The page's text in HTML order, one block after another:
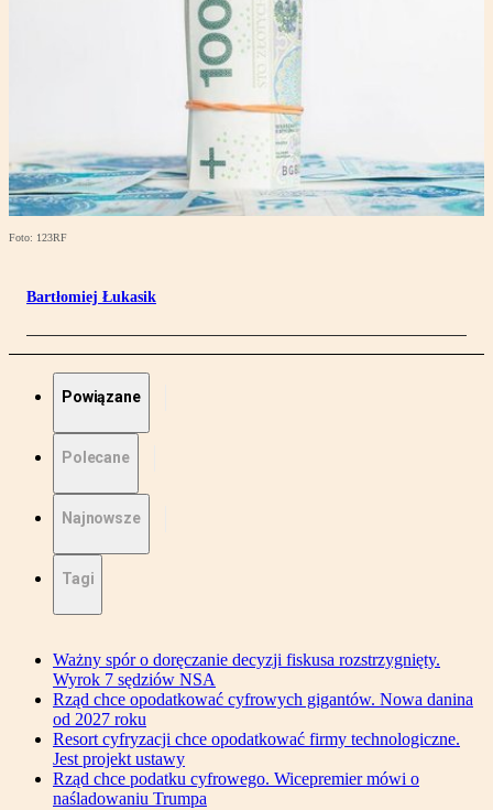
Foto: 123RF
Bartłomiej Łukasik
Powiązane
Polecane
Najnowsze
Tagi
Ważny spór o doręczanie decyzji fiskusa rozstrzygnięty.
Wyrok 7 sędziów NSA
Rząd chce opodatkować cyfrowych gigantów. Nowa danina
od 2027 roku
Resort cyfryzacji chce opodatkować firmy technologiczne.
Jest projekt ustawy
Rząd chce podatku cyfrowego. Wicepremier mówi o
naśladowaniu Trumpa